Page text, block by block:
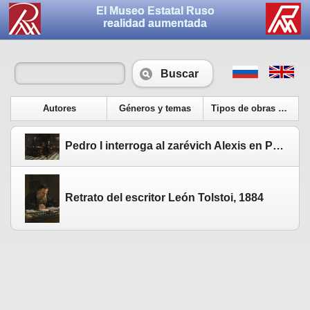
El Museo Estatal Ruso
realidad aumentada
Buscar
Autores Géneros y temas Tipos de obras de arte
Pedro I interroga al zarévich Alexis en Peterhof. 1872
Retrato del escritor León Tolstoi, 1884